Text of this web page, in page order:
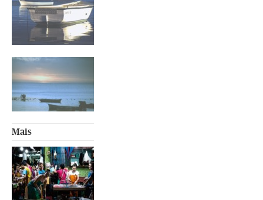
Mais